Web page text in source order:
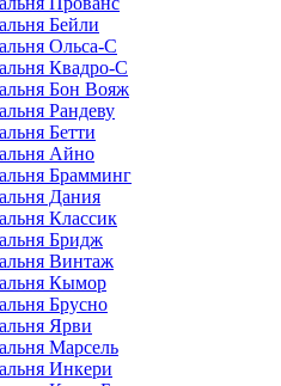
Бейли
Ольса-С
Квадро-С
Бон Вояж
Рандеву
Бетти
Айно
Брамминг
Дания
Классик
Бридж
Винтаж
Кымор
Брусно
Ярви
Марсель
Инкери